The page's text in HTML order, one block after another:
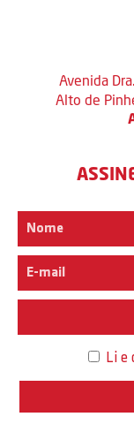
Avenida
Alto de
Li e